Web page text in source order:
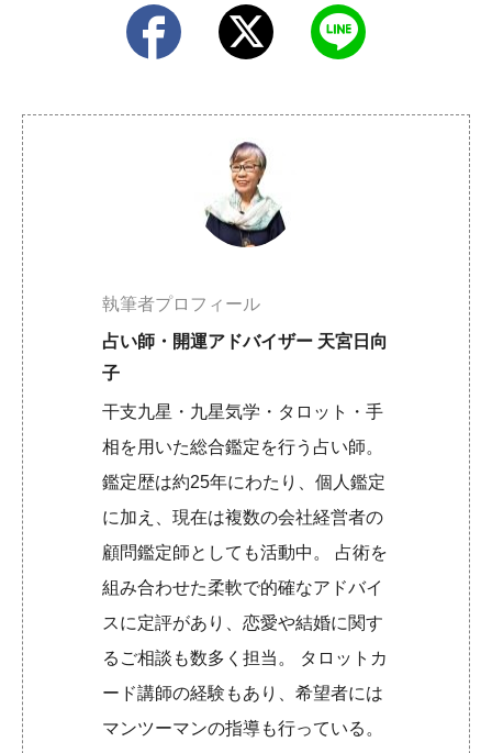
執筆者プロフィール
占い師・開運アドバイザー 天宮日向
子
干支九星・九星気学・タロット・手
相を用いた総合鑑定を行う占い師。
鑑定歴は約25年にわたり、個人鑑定
に加え、現在は複数の会社経営者の
顧問鑑定師としても活動中。 占術を
組み合わせた柔軟で的確なアドバイ
スに定評があり、恋愛や結婚に関す
るご相談も数多く担当。 タロットカ
ード講師の経験もあり、希望者には
マンツーマンの指導も行っている。